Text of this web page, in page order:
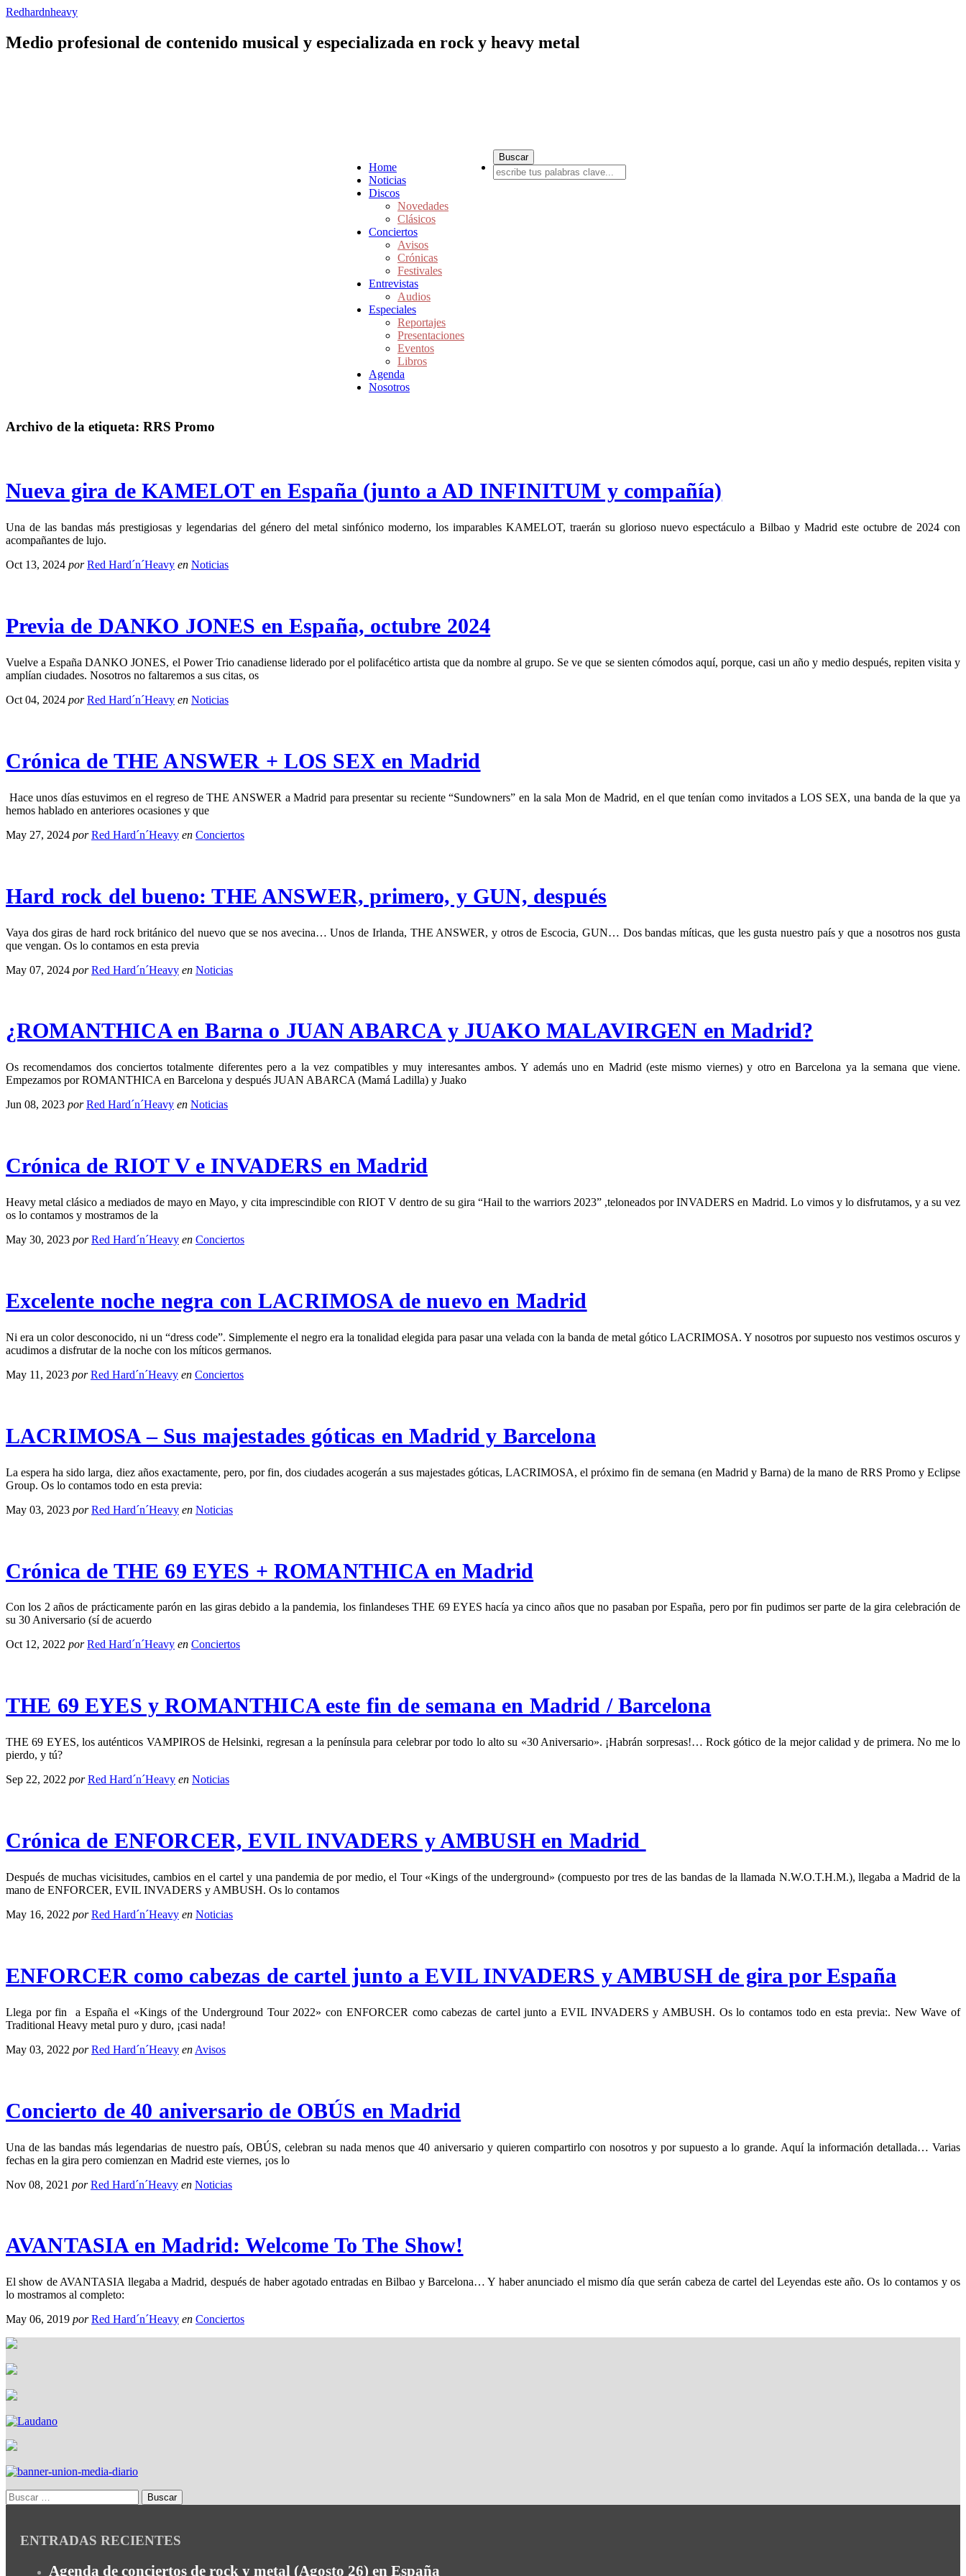
Redhardnheavy
Medio profesional de contenido musical y especializada en rock y heavy metal
Home
Noticias
Discos
Novedades
Clásicos
Conciertos
Avisos
Crónicas
Festivales
Entrevistas
Audios
Especiales
Reportajes
Presentaciones
Eventos
Libros
Agenda
Nosotros
Archivo de la etiqueta: RRS Promo
Nueva gira de KAMELOT en España (junto a AD INFINITUM y compañía)
Una de las bandas más prestigiosas y legendarias del género del metal sinfónico moderno, los imparables KAMELOT, traerán su glorioso nuevo espectáculo a Bilbao y Madrid este octubre de 2024 con
acompañantes de lujo.
Oct 13, 2024 por Red Hard´n´Heavy en Noticias
Previa de DANKO JONES en España, octubre 2024
Vuelve a España DANKO JONES, el Power Trio canadiense liderado por el polifacético artista que da nombre al grupo. Se ve que se sienten cómodos aquí, porque, casi un año y medio después, repiten visita y
amplían ciudades. Nosotros no faltaremos a sus citas, os
Oct 04, 2024 por Red Hard´n´Heavy en Noticias
Crónica de THE ANSWER + LOS SEX en Madrid
Hace unos días estuvimos en el regreso de THE ANSWER a Madrid para presentar su reciente “Sundowners” en la sala Mon de Madrid, en el que tenían como invitados a LOS SEX, una banda de la que ya
hemos hablado en anteriores ocasiones y que
May 27, 2024 por Red Hard´n´Heavy en Conciertos
Hard rock del bueno: THE ANSWER, primero, y GUN, después
Vaya dos giras de hard rock británico del nuevo que se nos avecina… Unos de Irlanda, THE ANSWER, y otros de Escocia, GUN… Dos bandas míticas, que les gusta nuestro país y que a nosotros nos gusta
que vengan. Os lo contamos en esta previa
May 07, 2024 por Red Hard´n´Heavy en Noticias
¿ROMANTHICA en Barna o JUAN ABARCA y JUAKO MALAVIRGEN en Madrid?
Os recomendamos dos conciertos totalmente diferentes pero a la vez compatibles y muy interesantes ambos. Y además uno en Madrid (este mismo viernes) y otro en Barcelona ya la semana que viene.
Empezamos por ROMANTHICA en Barcelona y después JUAN ABARCA (Mamá Ladilla) y Juako
Jun 08, 2023 por Red Hard´n´Heavy en Noticias
Crónica de RIOT V e INVADERS en Madrid
Heavy metal clásico a mediados de mayo en Mayo, y cita imprescindible con RIOT V dentro de su gira “Hail to the warriors 2023” ,teloneados por INVADERS en Madrid. Lo vimos y lo disfrutamos, y a su vez
os lo contamos y mostramos de la
May 30, 2023 por Red Hard´n´Heavy en Conciertos
Excelente noche negra con LACRIMOSA de nuevo en Madrid
Ni era un color desconocido, ni un “dress code”. Simplemente el negro era la tonalidad elegida para pasar una velada con la banda de metal gótico LACRIMOSA. Y nosotros por supuesto nos vestimos oscuros y
acudimos a disfrutar de la noche con los míticos germanos.
May 11, 2023 por Red Hard´n´Heavy en Conciertos
LACRIMOSA – Sus majestades góticas en Madrid y Barcelona
La espera ha sido larga, diez años exactamente, pero, por fin, dos ciudades acogerán a sus majestades góticas, LACRIMOSA, el próximo fin de semana (en Madrid y Barna) de la mano de RRS Promo y Eclipse
Group. Os lo contamos todo en esta previa:
May 03, 2023 por Red Hard´n´Heavy en Noticias
Crónica de THE 69 EYES + ROMANTHICA en Madrid
Con los 2 años de prácticamente parón en las giras debido a la pandemia, los finlandeses THE 69 EYES hacía ya cinco años que no pasaban por España, pero por fin pudimos ser parte de la gira celebración de
su 30 Aniversario (sí de acuerdo
Oct 12, 2022 por Red Hard´n´Heavy en Conciertos
THE 69 EYES y ROMANTHICA este fin de semana en Madrid / Barcelona
THE 69 EYES, los auténticos VAMPIROS de Helsinki, regresan a la península para celebrar por todo lo alto su «30 Aniversario». ¡Habrán sorpresas!… Rock gótico de la mejor calidad y de primera. No me lo
pierdo, y tú?
Sep 22, 2022 por Red Hard´n´Heavy en Noticias
Crónica de ENFORCER, EVIL INVADERS y AMBUSH en Madrid
Después de muchas vicisitudes, cambios en el cartel y una pandemia de por medio, el Tour «Kings of the underground» (compuesto por tres de las bandas de la llamada N.W.O.T.H.M.), llegaba a Madrid de la
mano de ENFORCER, EVIL INVADERS y AMBUSH. Os lo contamos
May 16, 2022 por Red Hard´n´Heavy en Noticias
ENFORCER como cabezas de cartel junto a EVIL INVADERS y AMBUSH de gira por España
Llega por fin a España el «Kings of the Underground Tour 2022» con ENFORCER como cabezas de cartel junto a EVIL INVADERS y AMBUSH. Os lo contamos todo en esta previa:. New Wave of
Traditional Heavy metal puro y duro, ¡casi nada!
May 03, 2022 por Red Hard´n´Heavy en Avisos
Concierto de 40 aniversario de OBÚS en Madrid
Una de las bandas más legendarias de nuestro país, OBÚS, celebran su nada menos que 40 aniversario y quieren compartirlo con nosotros y por supuesto a lo grande. Aquí la información detallada… Varias
fechas en la gira pero comienzan en Madrid este viernes, ¡os lo
Nov 08, 2021 por Red Hard´n´Heavy en Noticias
AVANTASIA en Madrid: Welcome To The Show!
El show de AVANTASIA llegaba a Madrid, después de haber agotado entradas en Bilbao y Barcelona… Y haber anunciado el mismo día que serán cabeza de cartel del Leyendas este año. Os lo contamos y os
lo mostramos al completo:
May 06, 2019 por Red Hard´n´Heavy en Conciertos
ENTRADAS RECIENTES
Agenda de conciertos de rock y metal (Agosto 26) en España